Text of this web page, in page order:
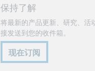
保持了解
将最新的产品更新、研究、活
接发送到您的收件箱。
现在订阅